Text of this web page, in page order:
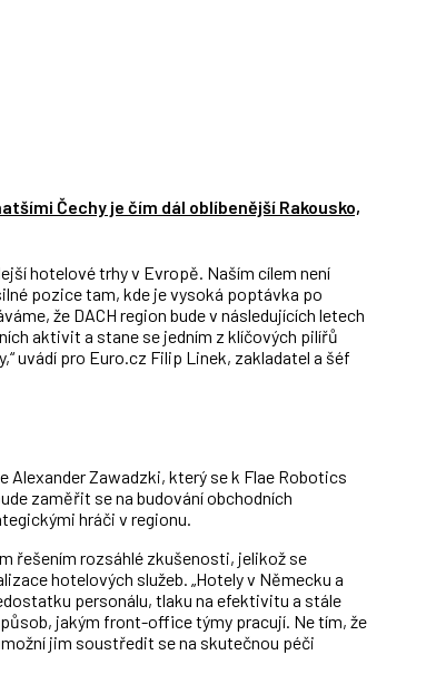
Čechy je čím dál oblíbenější Rakousko,
hotelové trhy v Evropě. Naším cílem není
pozice tam, kde je vysoká poptávka po
že DACH region bude v následujících letech
aktivit a stane se jedním z klíčových pilířů
uvádí pro Euro.cz Filip Linek, zakladatel a šéf
Alexander Zawadzki, který se k Flae Robotics
zaměřit se na budování obchodních
hráči v regionu.
řešením rozsáhlé zkušenosti, jelikož se
hotelových služeb. „Hotely v Německu a
personálu, tlaku na efektivitu a stále
jakým front-office týmy pracují. Ne tím, že
jim soustředit se na skutečnou péči